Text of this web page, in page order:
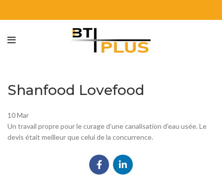
Shanfood Lovefood
10Mar
Un travail propre pour le curage d’une canalisation d’eau usée. Le
devis était meilleur que celui de la concurrence.